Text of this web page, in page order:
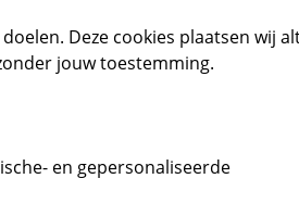
Deze cookies plaatsen wij
jouw toestemming.
en gepersonaliseerde